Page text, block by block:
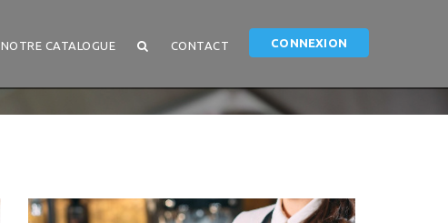
CONNEXION
NOTRE CATALOGUE CONTACT